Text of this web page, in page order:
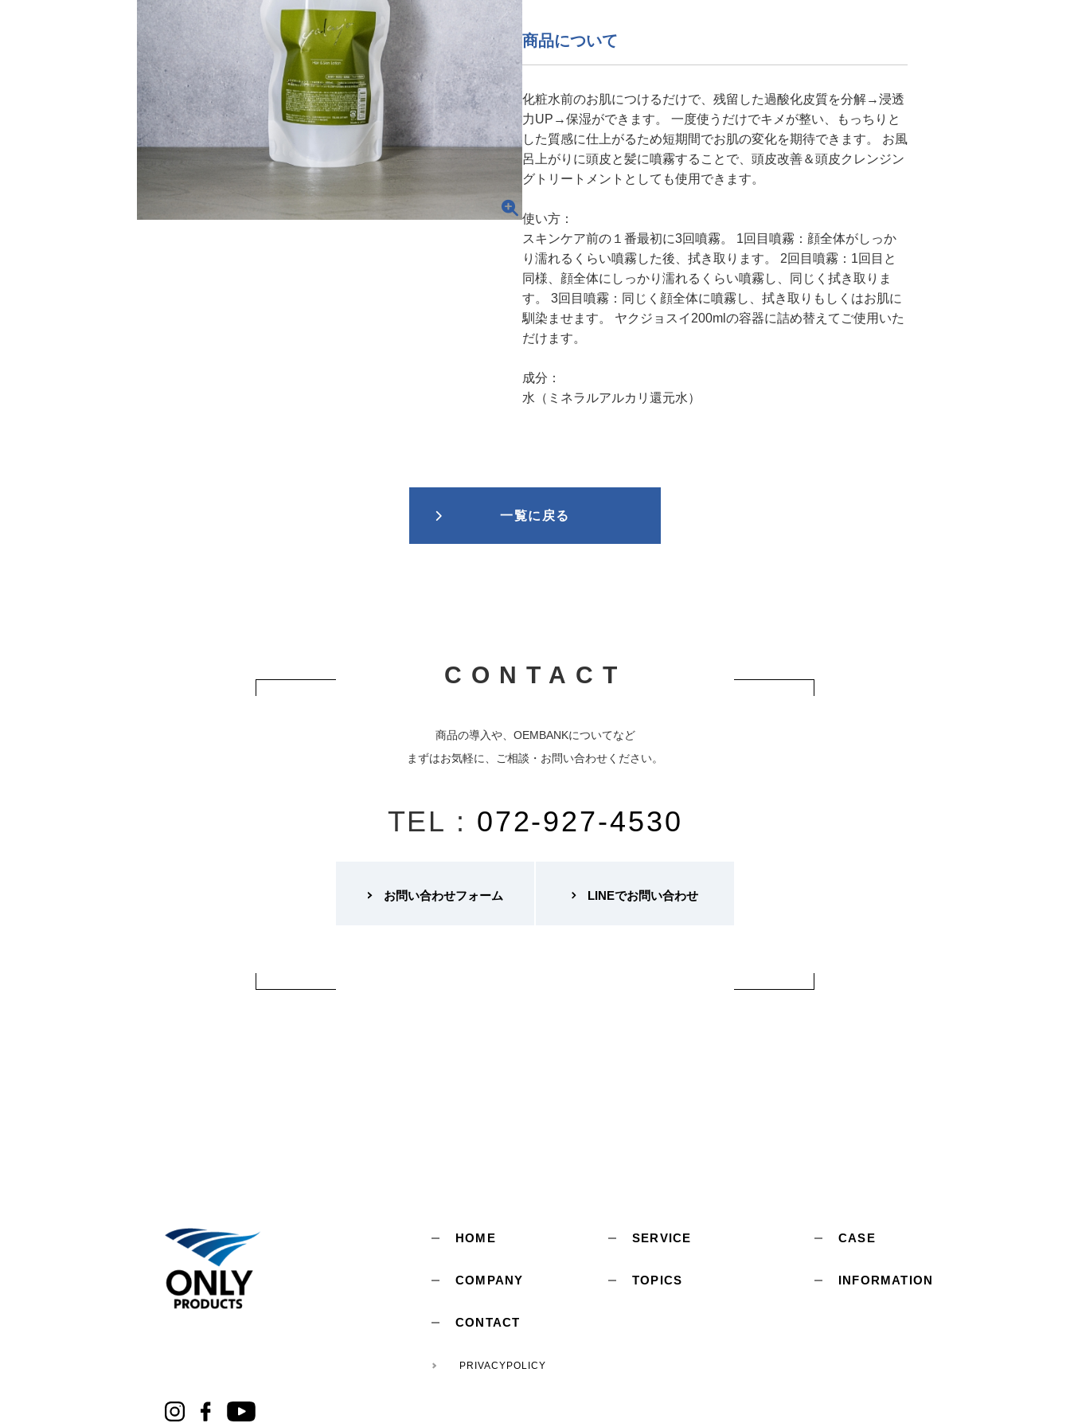
商品について
化粧水前のお肌につけるだけで、残留した過酸化皮質を分解→浸透
力UP→保湿ができます。 一度使うだけでキメが整い、もっちりと
した質感に仕上がるため短期間でお肌の変化を期待できます。 お風
呂上がりに頭皮と髪に噴霧することで、頭皮改善＆頭皮クレンジン
グトリートメントとしても使用できます。
使い方：
スキンケア前の１番最初に3回噴霧。 1回目噴霧：顔全体がしっか
り濡れるくらい噴霧した後、拭き取ります。 2回目噴霧：1回目と
同様、顔全体にしっかり濡れるくらい噴霧し、同じく拭き取りま
す。 3回目噴霧：同じく顔全体に噴霧し、拭き取りもしくはお肌に
馴染ませます。 ヤクジョスイ200mlの容器に詰め替えてご使用いた
だけます。
成分：
水（ミネラルアルカリ還元水）
一覧に戻る
CONTACT
商品の導入や、OEMBANKについてなど
まずはお気軽に、ご相談・お問い合わせください。
TEL : 072-927-4530
お問い合わせフォーム LINEでお問い合わせ
HOME SERVICE CASE
COMPANY TOPICS INFORMATION
CONTACT
PRIVACYPOLICY